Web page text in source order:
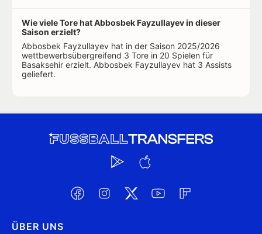
Wie viele Tore hat Abbosbek Fayzullayev in dieser
Saison erzielt?
Abbosbek Fayzullayev hat in der Saison 2025/2026
wettbewerbsübergreifend 3 Tore in 20 Spielen für
Basaksehir erzielt. Abbosbek Fayzullayev hat 3 Assists
geliefert.
ÜBER UNS